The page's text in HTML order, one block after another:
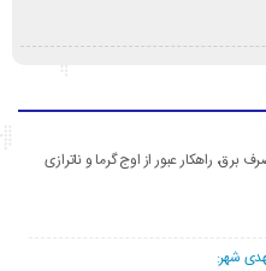
مصرف برق، راهکار عبور از اوج گرما و ناترازی
شهر: